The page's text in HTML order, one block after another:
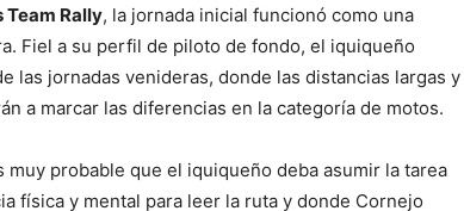
Team Rally, la jornada inicial funcionó como una
Fiel a su perfil de piloto de fondo, el iquiqueño
las jornadas venideras, donde las distancias largas y
a marcar las diferencias en la categoría de motos.
muy probable que el iquiqueño deba asumir la tarea
física y mental para leer la ruta y donde Cornejo